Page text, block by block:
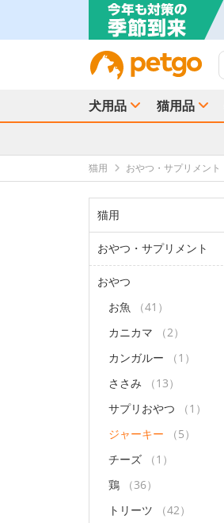
犬用品 猫用品
猫用 おやつ・サプリメント
猫用
おやつ・サプリメント
おやつ
お魚
（41）
カニカマ
（2）
カンガルー
（1）
ささみ
（13）
サプリおやつ
（1）
ジャーキー
（5）
チーズ
（1）
鶏
（36）
トリーツ
（42）